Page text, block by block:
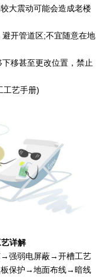
大震动可能会造成老楼
开管道区;不宜随意在地
移甚至更改位置，禁止
艺手册)
详解
强弱电屏蔽→开槽工艺
保护→地面布线→暗线